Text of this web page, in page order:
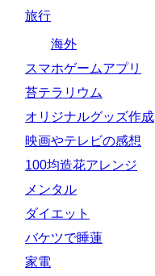
旅行
海外
スマホゲームアプリ
苔テラリウム
オリジナルグッズ作成
映画やテレビの感想
100均造花アレンジ
メンタル
ダイエット
バケツで睡蓮
家電